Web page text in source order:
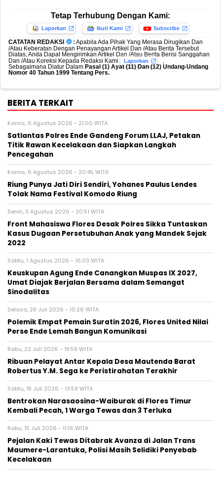
Tetap Terhubung Dengan Kami:
Laporkan Ikuti Kami Subscribe
CATATAN REDAKSI : Apabila Ada Pihak Yang Merasa Dirugikan Dan
/Atau Keberatan Dengan Penayangan Artikel Dan /Atau Berita Tersebut
Diatas, Anda Dapat Mengirimkan Artikel Dan /Atau Berita Berisi Sanggahan
Dan /Atau Koreksi Kepada Redaksi Kami
Laporkan
,
Sebagaimana Diatur Dalam Pasal (1) Ayat (11) Dan (12) Undang-Undang
Nomor 40 Tahun 1999 Tentang Pers.
BERITA TERKAIT
Kamis, 6 Agustus 2026 - 21:00 WITA
Satlantas Polres Ende Gandeng Forum LLAJ, Petakan
Titik Rawan Kecelakaan dan Siapkan Langkah
Pencegahan
Kamis, 6 Agustus 2026 - 20:45 WITA
Riung Punya Jati Diri Sendiri, Yohanes Paulus Lendes
Tolak Nama Festival Komodo Riung
Senin, 3 Agustus 2026 - 20:51 WITA
Front Mahasiswa Flores Desak Polres Sikka Tuntaskan
Kasus Dugaan Persetubuhan Anak yang Mandek Sejak
2022
Sabtu, 1 Agustus 2026 - 16:03 WITA
Keuskupan Agung Ende Canangkan Muspas IX 2027,
Umat Diajak Berjalan Bersama dalam Semangat
Sinodalitas
Selasa, 28 Juli 2026 - 10:26 WITA
Polemik Empat Pemain Suratin 2026, Flores United Nilai
Perse Ende Lemah Bangun Komunikasi
Rabu, 22 Juli 2026 - 19:59 WITA
Ribuan Pelayat Antar Kepala Desa Mautenda Barat
Robertus Y.M. Sega ke Peristirahatan Terakhir
Sabtu, 18 Juli 2026 - 13:59 WITA
Bentrokan Narasaosina-Waiburak di Flores Timur
Kembali Pecah, 1 Warga Tewas dan 3 Terluka
Rabu, 15 Juli 2026 - 11:16 WITA
Pejalan Kaki Tewas Ditabrak Avanza di Jalan Trans
Maumere-Larantuka, Polisi Masih Selidiki Penyebab
Kecelakaan